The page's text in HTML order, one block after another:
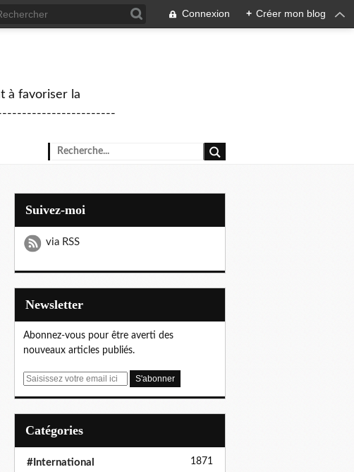
Connexion + Créer mon blog
à favoriser la
------------------------
Suivez-moi
via RSS
Newsletter
Abonnez-vous pour être averti des
nouveaux articles publiés.
E
Catégories
#International 1871